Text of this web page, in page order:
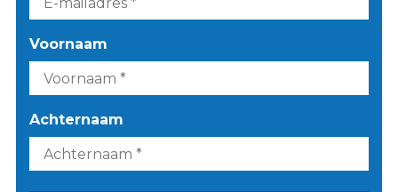
Voornaam
Achternaam